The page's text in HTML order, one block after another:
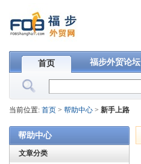
首页 福步外贸论坛
当前位置: 首页 > 帮助中心 > 新手上路
帮助中心
文章分类